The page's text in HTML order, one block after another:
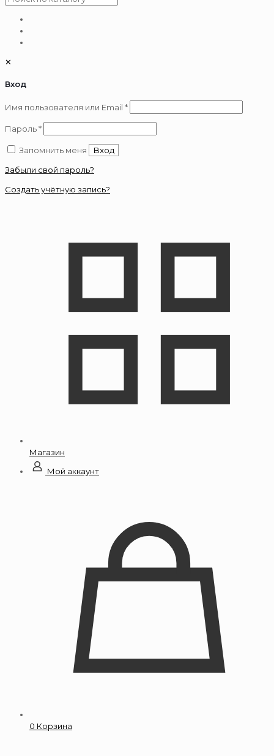
✕
Вход
Имя пользователя или Email *Обязательно
Пароль*Обязательно
Запомнить меня
Вход
Забыли свой пароль?
Создать учётную запись?
Магазин
Мой аккаунт
0 Корзина